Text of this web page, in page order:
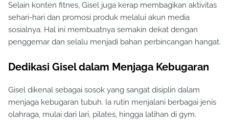
Selain konten fitnes, Gisel juga kerap membagikan aktivitas
sehari-hari dan promosi produk melalui akun media
sosialnya. Hal ini membuatnya semakin dekat dengan
penggemar dan selalu menjadi bahan perbincangan hangat.
Dedikasi Gisel dalam Menjaga Kebugaran
Gisel dikenal sebagai sosok yang sangat disiplin dalam
menjaga kebugaran tubuh. Ia rutin menjalani berbagai jenis
olahraga, mulai dari lari, pilates, hingga latihan di gym.